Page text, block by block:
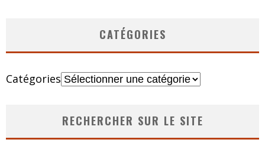
CATÉGORIES
Catégories
RECHERCHER SUR LE SITE